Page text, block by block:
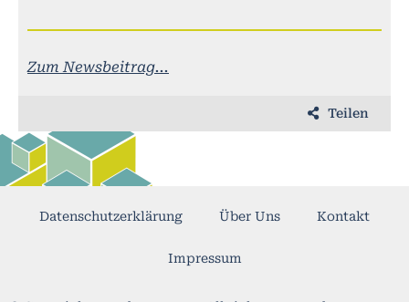
Zum Newsbeitrag...
Teilen
Datenschutzerklärung Über Uns Kontakt
Impressum